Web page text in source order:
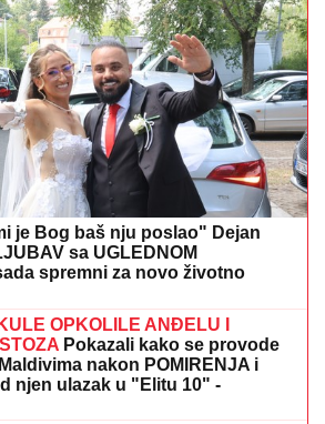
je Bog baš nju poslao" Dejan
sa UGLEDNOM
spremni za novo životno
OPKOLILE ANĐELU I
Pokazali kako se provode
nakon POMIRENJA i
njen ulazak u "Elitu 10" -